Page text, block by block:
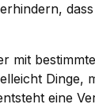
mit
Dinge,
eine